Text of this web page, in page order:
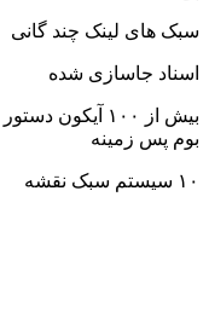
سبک های لینک چند گانی
اسناد جاسازی شده
بوم پس زمینه
۱۰ سیستم سبک نقشه